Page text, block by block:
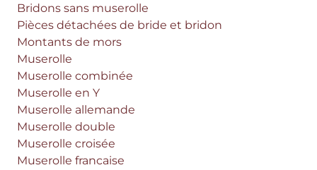
Bridons sans muserolle
Pièces détachées de bride et bridon
Montants de mors
Muserolle
Muserolle combinée
Muserolle en Y
Muserolle allemande
Muserolle double
Muserolle croisée
Muserolle francaise